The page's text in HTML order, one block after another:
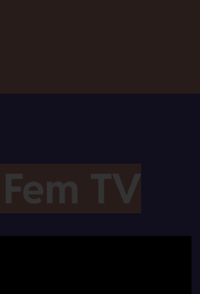
TV